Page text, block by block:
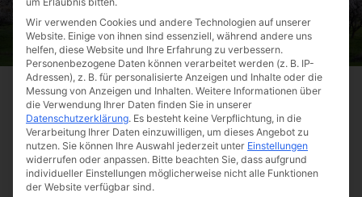
KontaktierenSie uns
Für Anregungen, Wünsche und Kritik zu unseren
Produkten oder Dienstleistungen haben wir jederzeit
gerne ein offenes Ohr.
Wir verwenden Cookies und andere Technologien auf unserer
Website. Einige von ihnen sind essenziell, während andere uns
helfen, diese Website und Ihre Erfahrung zu verbessern.
Personenbezogene Daten können verarbeitet werden (z. B. IP-
Adressen), z. B. für personalisierte Anzeigen und Inhalte oder die
Messung von Anzeigen und Inhalten. Weitere Informationen über
die Verwendung Ihrer Daten finden Sie in unserer
Datenschutzerklärung. Es besteht keine Verpflichtung, in die
Verarbeitung Ihrer Daten einzuwilligen, um dieses Angebot zu
nutzen. Sie können Ihre Auswahl jederzeit unter Einstellungen
widerrufen oder anpassen. Bitte beachten Sie, dass aufgrund
individueller Einstellungen möglicherweise nicht alle Funktionen
der Website verfügbar sind.